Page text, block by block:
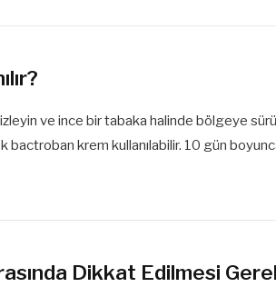
ve ince bir tabaka halinde bölgeye
krem kullanılabilir. 10 gün boyunca
Dikkat Edilmesi